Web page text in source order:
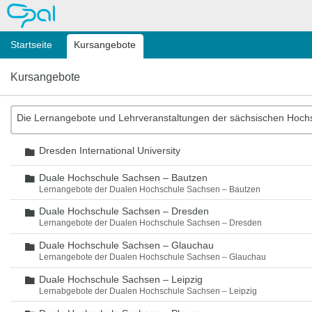
OPAL
Startseite Kursangebote
Kursangebote
Die Lernangebote und Lehrveranstaltungen der sächsischen
Ordner
Dresden International University
Ordner
Duale Hochschule Sachsen – Bautzen
Lernangebote der Dualen Hochschule Sachsen – Bautzen
Ordner
Duale Hochschule Sachsen – Dresden
Lernangebote der Dualen Hochschule Sachsen – Dresden
Ordner
Duale Hochschule Sachsen – Glauchau
Lernangebote der Dualen Hochschule Sachsen – Glauchau
Ordner
Duale Hochschule Sachsen – Leipzig
Lernabgebote der Dualen Hochschule Sachsen – Leipzig